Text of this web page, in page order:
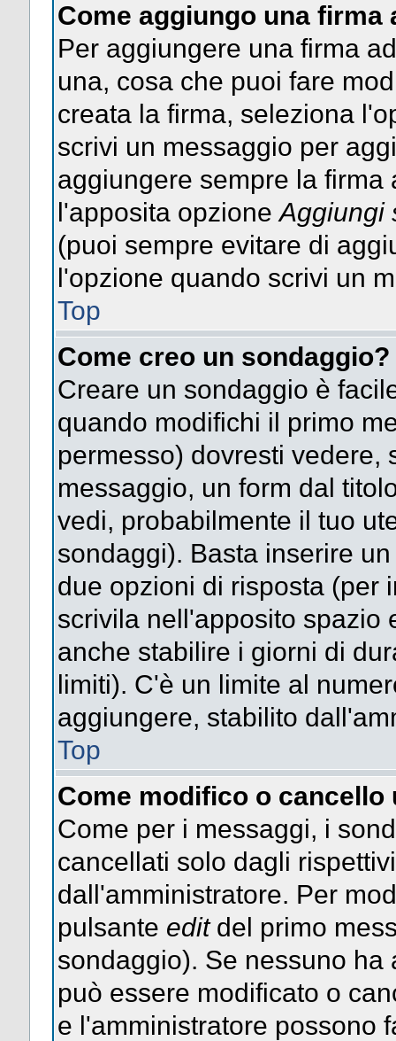
Come aggiungo una firma
Per aggiungere una firma
una, cosa che puoi fare
creata la firma, seleziona
scrivi un messaggio per
aggiungere sempre la
l'apposita opzioneAggiungi
(puoi sempre evitare di
l'opzione quando scrivi un
Top
Come creo un sondaggio?
Creare un sondaggio è
quando modifichi il primo
permesso) dovresti vedere,
messaggio, un form dal
vedi, probabilmente il tuo
sondaggi). Basta inserire
due opzioni di risposta (per
scrivila nell'apposito spazio
anche stabilire i giorni di
limiti). C'è un limite al
aggiungere, stabilito
Top
Come modifico o cancello
Come per i messaggi, i
cancellati solo dagli
dall'amministratore. Per
pulsante editdel primo
sondaggio). Se nessuno
può essere modificato o
e l'amministratore possono